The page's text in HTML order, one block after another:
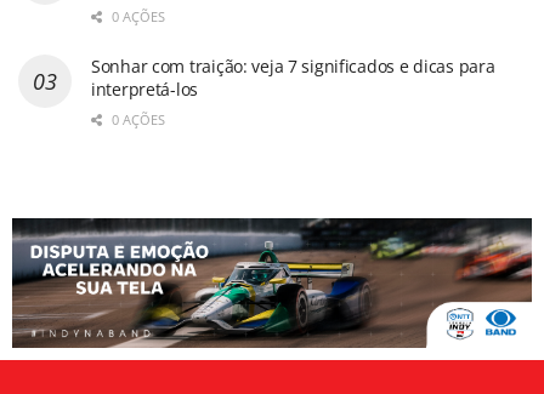
0 AÇÕES
Sonhar com traição: veja 7 significados e dicas para
interpretá-los
0 AÇÕES